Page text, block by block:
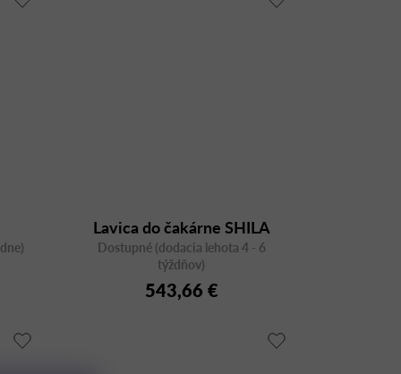
Lavica do čakárne SHILA
SH2S1B s podrúčkami
Dostupné (dodacia lehota 4 - 6
týždňov)
543,66 €